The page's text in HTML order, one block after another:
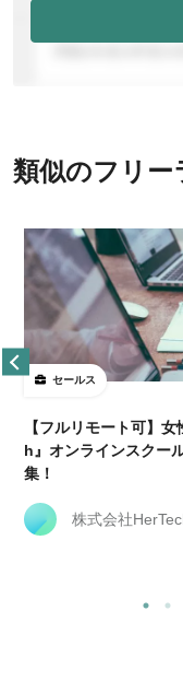
類似のフリー
セールス
【フルリモート可】
h』オンラインスクー
集！
株式会社